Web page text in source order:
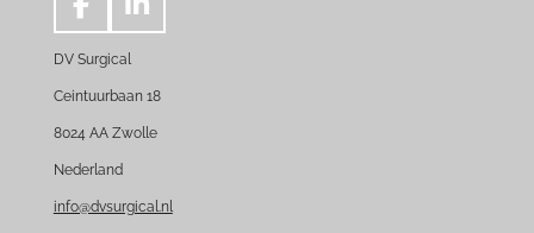
F
c
e
o
k
L
n
k
n
DV Surgical
Ceintuurbaan 18
8024 AA Zwolle
Nederland
info@dvsurgical.nl